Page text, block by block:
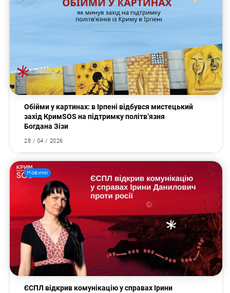
Пошук за запитом:
Обійми у картинах: в Ірпені відбувся мистецький
захід КримSOS на підтримку політв’язня
Богдана Зізи
28 / 04 / 2026
Новини
ЄСПЛ відкрив комунікацію у справах Ірини